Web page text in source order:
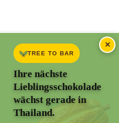
×
TREE TO BAR
Ihre nächste
Lieblingsschokolade
wächst gerade in
Thailand.